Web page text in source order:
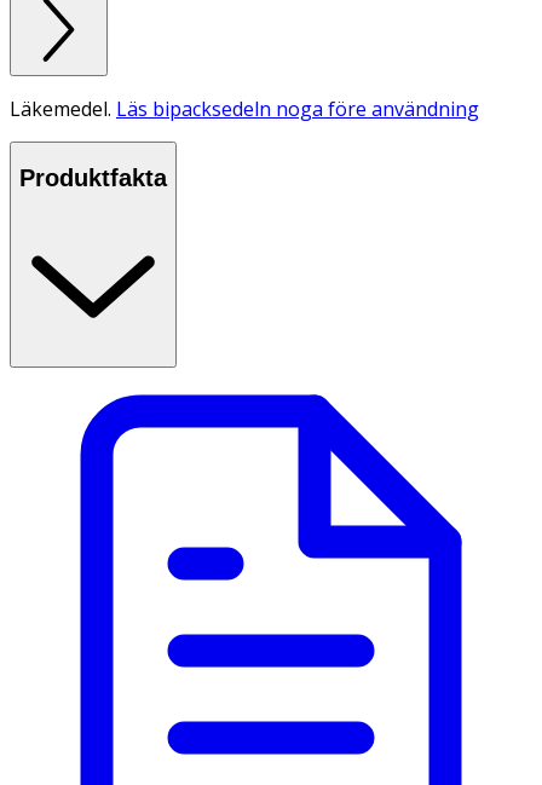
Läkemedel. Läs bipacksedeln noga före användning
Produktfakta